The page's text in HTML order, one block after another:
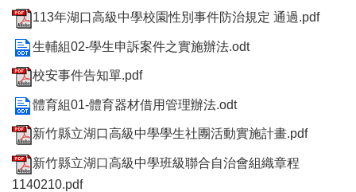
113年湖口高級中學校園性別事件防治規定 通過.pdf
生輔組02-學生申訴案件之實施辦法.odt
校安事件告知單.pdf
體育組01-體育器材借用管理辦法.odt
新竹縣立湖口高級中學學生社團活動實施計畫.pdf
新竹縣立湖口高級中學班級聯合自治會組織章程
1140210.pdf